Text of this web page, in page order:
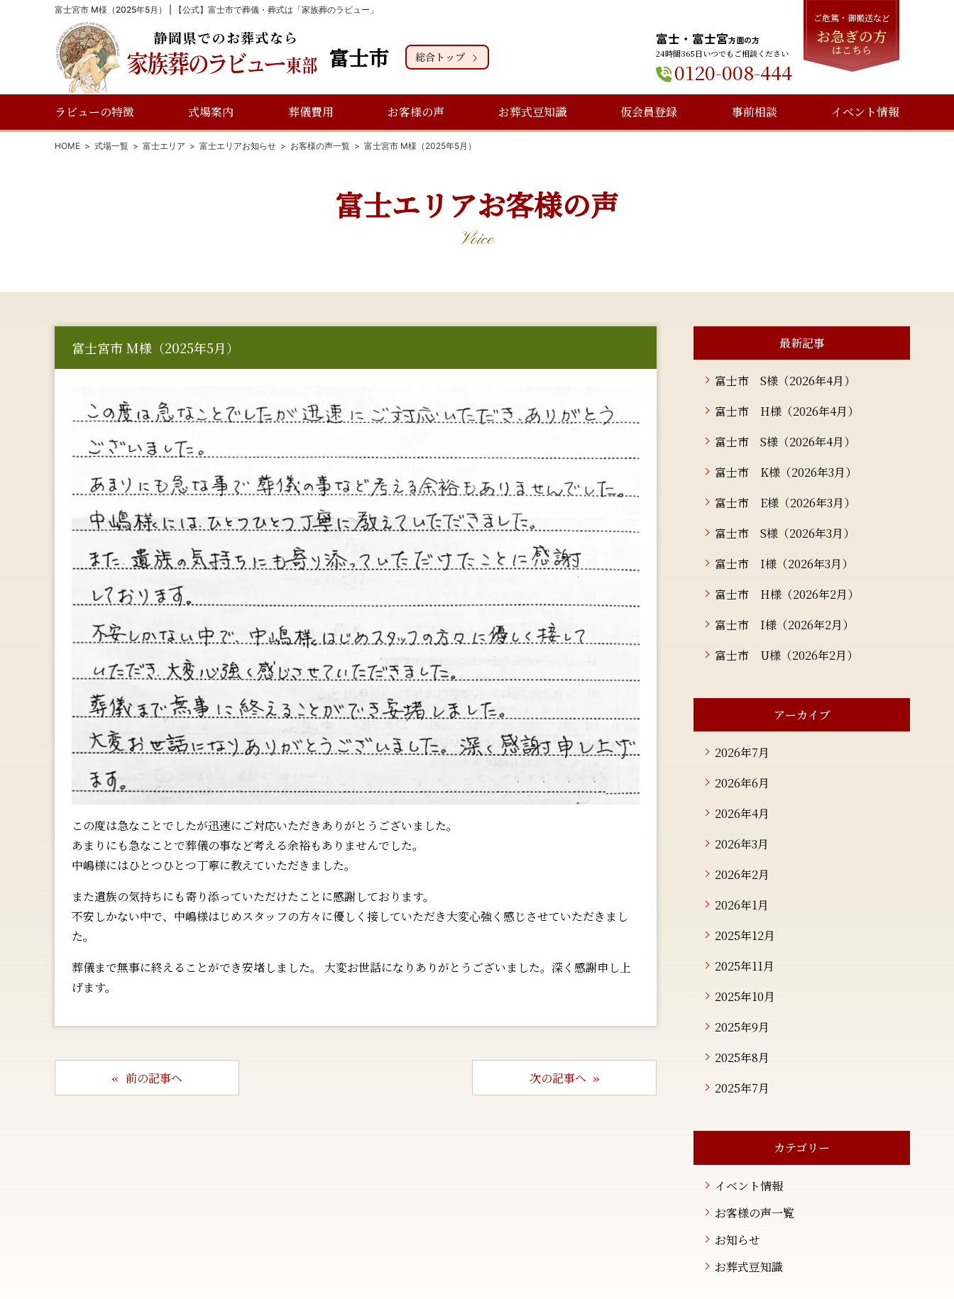
富士宮市 M様（2025年5月） | 【公式】富士市で葬儀・葬式は「家族葬のラビュー」
富士市 総合トップ
富士・富士宮方面の方
24時間365日いつでもご相談ください
0120-008-444
ご危篤・御搬送など
お急ぎの方
はこちら
ラビューの特徴 式場案内 葬儀費用 お客様の声 お葬式豆知識 仮会員登録 事前相談 イベント情報
HOME 式場一覧 富士エリア 富士エリアお知らせ お客様の声一覧 富士宮市 M様（2025年5月）
富士エリアお客様の声
Voice
富士宮市 M様（2025年5月）
この度は急なことでしたが迅速にご対応いただきありがとうございました。
あまりにも急なことで葬儀の事など考える余裕もありませんでした。
中嶋様にはひとつひとつ丁寧に教えていただきました。
また遺族の気持ちにも寄り添っていただけたことに感謝しております。
不安しかない中で、中嶋様はじめスタッフの方々に優しく接していただき大変心強く感じさせていただきまし
た。
葬儀まで無事に終えることができ安堵しました。 大変お世話になりありがとうございました。深く感謝申し上
げます。
前の記事へ 次の記事へ
最新記事
富士市 S様（2026年4月）
富士市 H様（2026年4月）
富士市 S様（2026年4月）
富士市 K様（2026年3月）
富士市 E様（2026年3月）
富士市 S様（2026年3月）
富士市 I様（2026年3月）
富士市 H様（2026年2月）
富士市 I様（2026年2月）
富士市 U様（2026年2月）
アーカイブ
2026年7月
2026年6月
2026年4月
2026年3月
2026年2月
2026年1月
2025年12月
2025年11月
2025年10月
2025年9月
2025年8月
2025年7月
カテゴリー
イベント情報
お客様の声一覧
お知らせ
お葬式豆知識